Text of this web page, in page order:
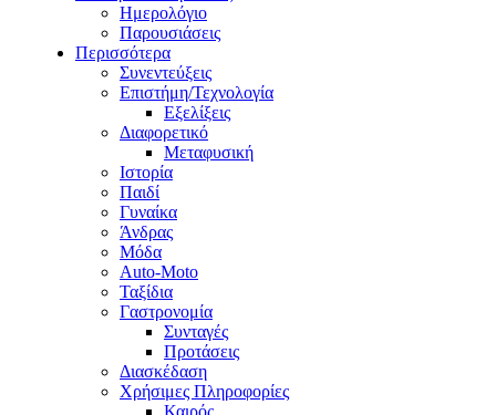
Ημερολόγιο
Παρουσιάσεις
Περισσότερα
Συνεντεύξεις
Επιστήμη/Τεχνολογία
Εξελίξεις
Διαφορετικό
Μεταφυσική
Ιστορία
Παιδί
Γυναίκα
Άνδρας
Μόδα
Auto-Moto
Ταξίδια
Γαστρονομία
Συνταγές
Προτάσεις
Διασκέδαση
Χρήσιμες Πληροφορίες
Καιρός